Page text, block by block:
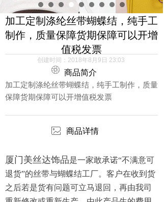
加工定制涤纶丝带蝴蝶结，纯手工
制作，质量保障货期保障可以开增
值税发票
商品简介
创建时间： 2018年8月9日 23:03
加工定制涤纶丝带蝴蝶结，纯手工制作，质量
保障货期保障可以开增值税发票
商品详情
厦门美丝达饰品是一家敢承诺“不满意可
退货”的丝带与蝴蝶结工厂。客户在收到货
之后若是货有问题可立马退回，再由我司
ꁵ
ꂈ